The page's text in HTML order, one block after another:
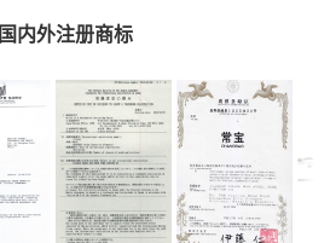
国内外注册商标